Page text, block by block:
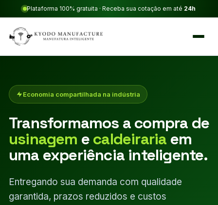
Plataforma 100% gratuita · Receba sua cotação em até 24h
Economia compartilhada na indústria
Transformamos a compra de
usinagem e caldeiraria em
uma experiência inteligente.
Entregando sua demanda com qualidade
garantida, prazos reduzidos e custos